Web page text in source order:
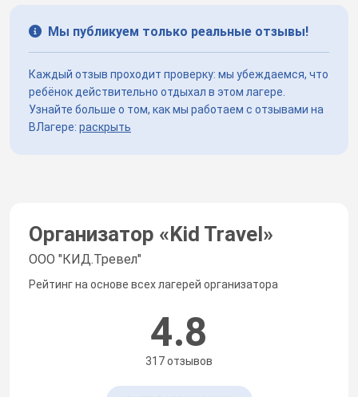
Мы публикуем только реальные отзывы!
Каждый отзыв проходит проверку: мы убеждаемся, что
ребёнок действительно отдыхал в этом лагере.
Узнайте больше о том, как мы работаем с отзывами на
ВЛагере: раскрыть
Организатор «Kid Travel»
ООО "КИД.Тревел"
Рейтинг на основе всех лагерей организатора
4.8
317 отзывов